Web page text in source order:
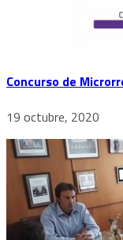
Concurso de
19 octubre, 2020